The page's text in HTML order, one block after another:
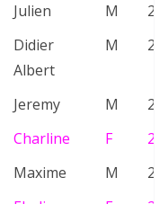
Julien M
Didier
Albert
M
Jeremy M
Charline F
Maxime M